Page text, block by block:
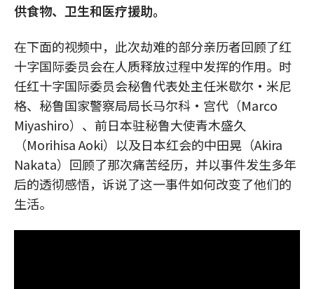
供食物、卫生和医疗援助。
在下面的视频中，此次劫难的部分亲历者回顾了红
十字国际委员会在人质释放过程中发挥的作用。时
任红十字国际委员会秘鲁代表处主任米歇尔·米尼
格、秘鲁国家警察局局长马尔科·宫代（Marco
Miyashiro）、前日本驻秘鲁大使青木盛久
（Morihisa Aoki）以及日本红会的中田晃（Akira
Nakata）回顾了那次痛苦经历，并以事件发生多年
后的透彻感悟，诉说了这一事件如何改变了他们的
生活。